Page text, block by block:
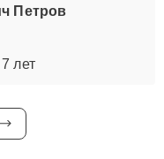
Петров
лет